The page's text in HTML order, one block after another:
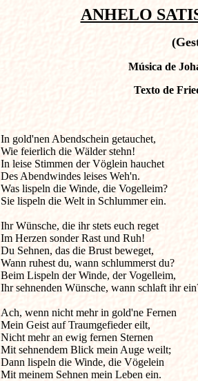
ANHELO
Música de
Texto de
In gold'nen Abendschein
Wie feierlich die Wälder stehn!
In leise Stimmen der Vöglein hauchet
Des Abendwindes leises Weh'n.
Was lispeln die Winde, die Vogelleim?
Sie lispeln die Welt in Schlummer ein.
Ihr Wünsche, die ihr stets euch reget
Im Herzen sonder Rast und Ruh!
Du Sehnen, das die Brust beweget,
Wann ruhest du, wann schlummerst du?
Beim Lispeln der Winde, der Vogelleim,
Ihr sehnenden Wünsche, wann schlaft ihr
Ach, wenn nicht mehr in gold'ne Fernen
Mein Geist auf Traumgefieder eilt,
Nicht mehr an ewig fernen Sternen
Mit sehnendem Blick mein Auge weilt;
Dann lispeln die Winde, die Vögelein
Mit meinem Sehnen mein Leben ein.